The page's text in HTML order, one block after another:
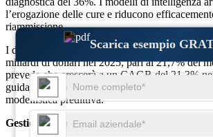
Scarica esempio
l’erogazione delle cure e riducono
riammissione.
I dati dei pazienti e l'analisi dei rischi hanno
miliardi di dollari nel 2025, pari al 21,7% del
prevede che crescerà a un CAGR del 21,3%
guidato dal processo decisionale basato sui
modellistica predittiva.
Gestione e monitoraggio dello stile di vita